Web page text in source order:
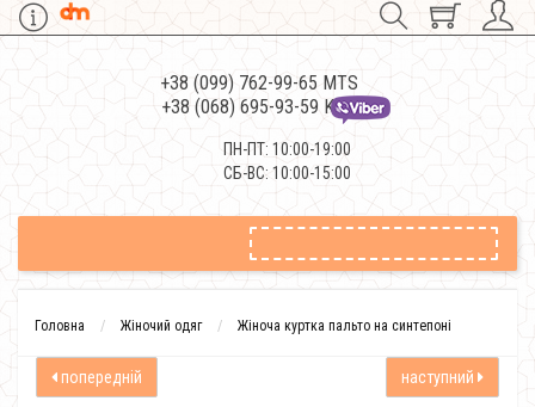
+38 (099) 762-99-65 MTS
+38 (068) 695-93-59 Kievstar
ПН-ПТ: 10:00-19:00
СБ-ВС: 10:00-15:00
Головна Жіночий одяг Жіноча куртка пальто на синтепоні
попередній наступний